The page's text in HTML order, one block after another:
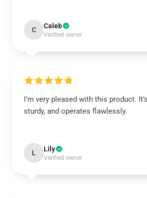
C Caleb
Verified owner
I’m very pleased with this product.
sturdy, and operates flawlessly.
L Lily
Verified owner